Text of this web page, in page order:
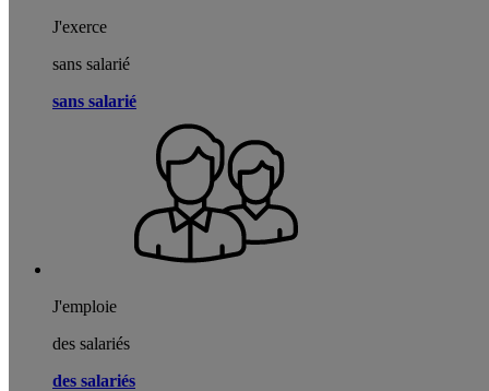
J'exerce
sans salarié
sans salarié
J'emploie
des salariés
des salariés